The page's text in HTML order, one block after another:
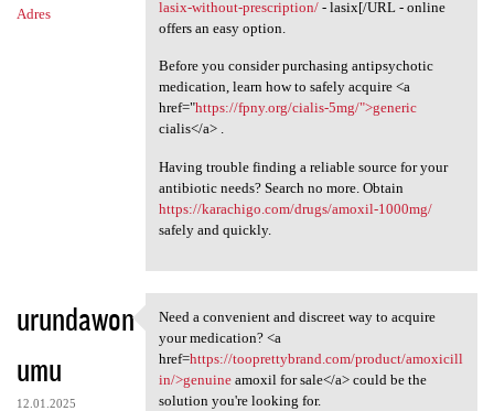
Adres lasix-without-prescription/- lasix[/URL - online
offers an easy option.
Before you consider purchasing antipsychotic
medication, learn how to safely acquire <a
href="https://fpny.org/cialis-5mg/">generic
cialis</a> .
Having trouble finding a reliable source for your
antibiotic needs? Search no more. Obtain
https://karachigo.com/drugs/amoxil-1000mg/
safely and quickly.
urundawon
umu
12.01.2025
Need a convenient and
Need a convenient and discreet way to acquire
your medication? <a
href=https://tooprettybrand.com/product/amoxicill
in/>genuineamoxil for sale</a> could be the
solution you're looking for.